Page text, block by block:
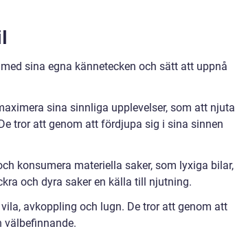
sina egna kännetecken och sätt att uppnå
sina sinnliga upplevelser, som att njuta
tror att genom att fördjupa sig i sina sinnen
konsumera materiella saker, som lyxiga bilar,
och dyra saker en källa till njutning.
avkoppling och lugn. De tror att genom att
välbefinnande.